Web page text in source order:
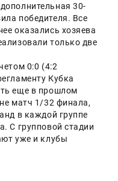
30-
победителя. Все
оказались хозяева
только две
0:0 (4:2
Кубка
еще в прошлом
матч 1/32 финала,
в каждой группе
С групповой стадии
уже и клубы